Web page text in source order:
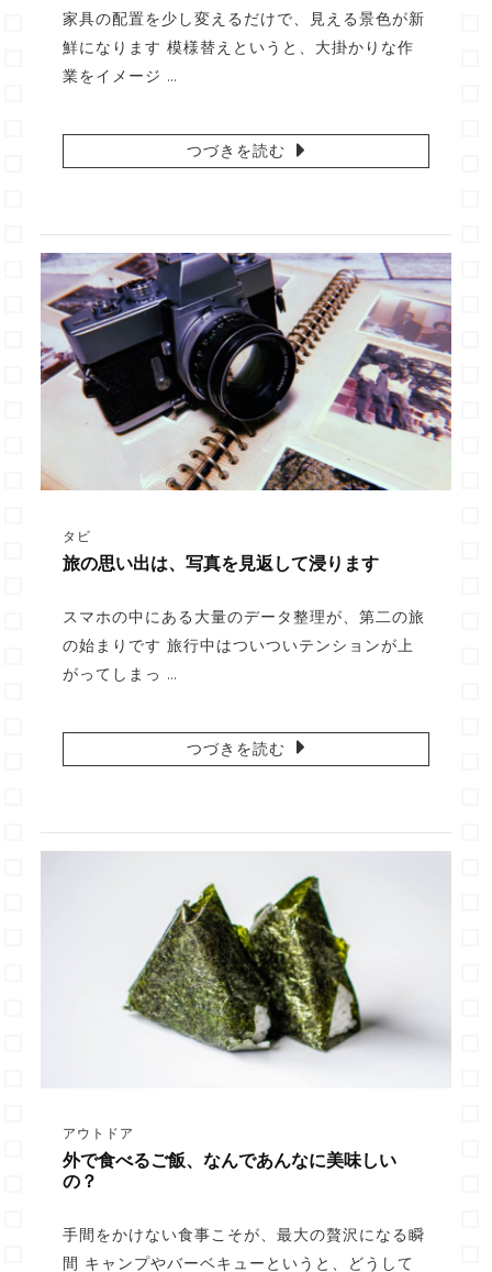
家具の配置を少し変えるだけで、見える景色が新
鮮になります 模様替えというと、大掛かりな作
業をイメージ …
つづきを読む
タビ
旅の思い出は、写真を見返して浸ります
スマホの中にある大量のデータ整理が、第二の旅
の始まりです 旅行中はついついテンションが上
がってしまっ …
つづきを読む
アウトドア
外で食べるご飯、なんであんなに美味しい
の？
手間をかけない食事こそが、最大の贅沢になる瞬
間 キャンプやバーベキューというと、どうして